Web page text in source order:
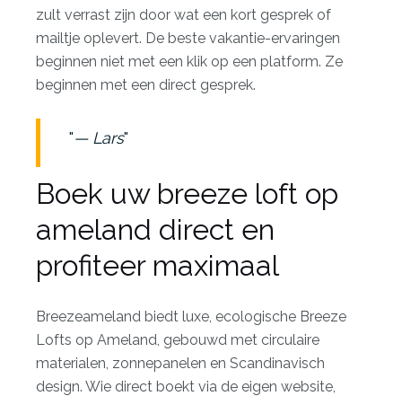
zult verrast zijn door wat een kort gesprek of
mailtje oplevert. De beste vakantie-ervaringen
beginnen niet met een klik op een platform. Ze
beginnen met een direct gesprek.
— Lars
Boek uw breeze loft op
ameland direct en
profiteer maximaal
Breezeameland biedt luxe, ecologische Breeze
Lofts op Ameland, gebouwd met circulaire
materialen, zonnepanelen en Scandinavisch
design. Wie direct boekt via de eigen website,